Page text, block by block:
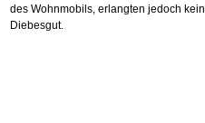
des Wohnmobils, erlangten jedoch kein
Diebesgut.